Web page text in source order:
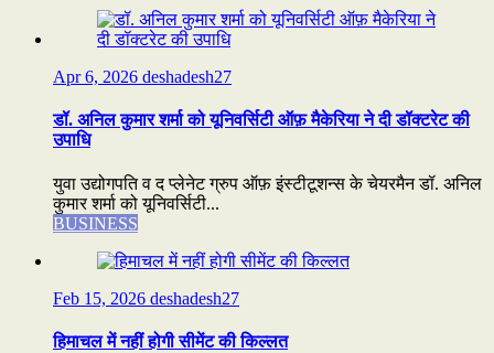
Apr 6, 2026 deshadesh27
डॉ. अनिल कुमार शर्मा को यूनिवर्सिटी ऑफ़ मैकेरिया ने दी डॉक्टरेट की
उपाधि
युवा उद्योगपति व द प्लेनेट ग्रुप ऑफ़ इंस्टीटूशन्स के चेयरमैन डॉ. अनिल
कुमार शर्मा को यूनिवर्सिटी...
BUSINESS
Feb 15, 2026 deshadesh27
हिमाचल में नहीं होगी सीमेंट की किल्लत